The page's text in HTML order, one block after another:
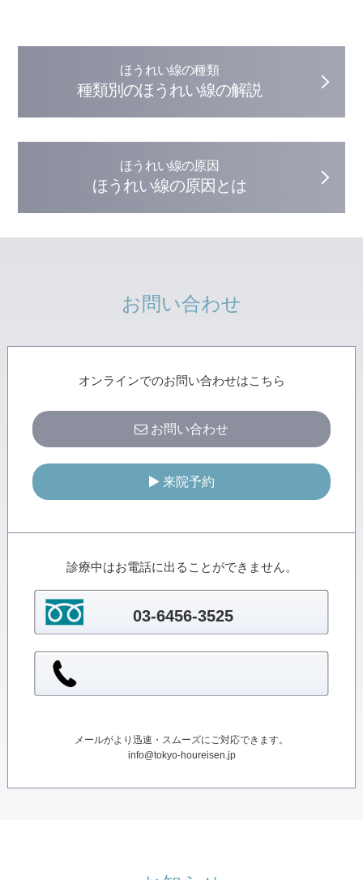
ほうれい線の種類
種類別のほうれい線の解説
ほうれい線の原因
ほうれい線の原因とは
お問い合わせ
オンラインでのお問い合わせはこちら
お問い合わせ
来院予約
診療中はお電話に出ることができません。
03-6456-3525
メールがより迅速・スムーズにご対応できます。
info@tokyo-houreisen.jp